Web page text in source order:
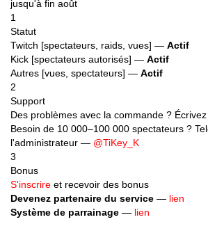
jusqu'à fin août
1
Statut
Twitch [spectateurs, raids, vues] — Actif
Kick [spectateurs autorisés] — Actif
Autres [vues, spectateurs] — Actif
2
Support
Des problèmes avec la commande ?
Besoin de 10 000–100 000 spectateurs ?
l'administrateur — @TiKey_K
3
Bonus
S'inscrire et recevoir des bonus
Devenez partenaire du service — lien
Système de parrainage — lien